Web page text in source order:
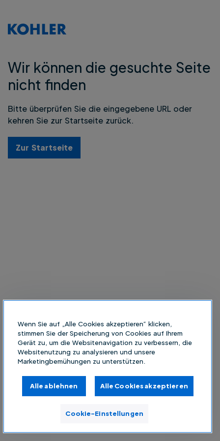
Wir können die gesuchte Seite
nicht finden
Bitte überprüfen Sie die eingegebene URL oder
kehren Sie zur Startseite zurück.
Zur Startseite
Wenn Sie auf „Alle Cookies akzeptieren“ klicken,
stimmen Sie der Speicherung von Cookies auf Ihrem
Gerät zu, um die Websitenavigation zu verbessern, die
Websitenutzung zu analysieren und unsere
Marketingbemühungen zu unterstützen.
Alle ablehnen Alle Cookies akzeptieren
Cookie-Einstellungen